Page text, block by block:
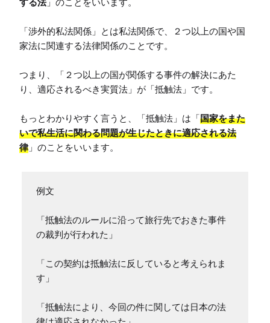
「渉外的私法関係」とは私法関係で、２つ以上の国や国
家法に関連する法律関係のことです。
つまり、「２つ以上の国が関係する事件の解決にあた
り、適応されるべき実質法」が「抵触法」です。
もっとわかりやすく言うと、「抵触法」は「国家をまた
いで私生活に関わる問題が生じたときに適応される法
律 」のことをいいます。
例文
「抵触法のルールに沿って旅行先でおきた事件
の裁判が行われた」
「この契約は抵触法に反していると考えられま
す」
「抵触法により、今回の件に関しては日本の法